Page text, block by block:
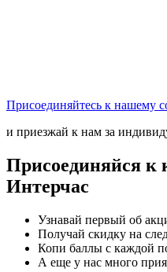
Присоединяйтесь к нашему
и приезжай к нам за
Присоединяйся к
Интерчас
Узнавай первый об
Получай скидку на
Копи баллы с каждой
А еще у нас много